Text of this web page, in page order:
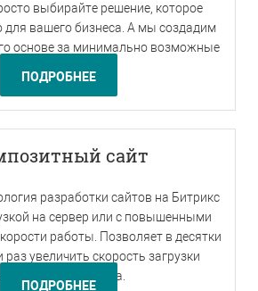
выбирайте решение, которое
для вашего бизнеса. А мы создадим
основе за минимально возможные
ПОДРОБНЕЕ
сайт
разработки сайтов на Битрикс
на сервер или с повышенными
работы. Позволяет в десятки
раз увеличить скорость загрузки
вашего сайта.
ПОДРОБНЕЕ